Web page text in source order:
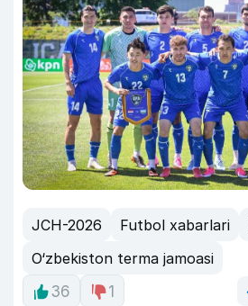
JCH-2026 Futbol xabarlari
O‘zbekiston terma jamoasi
36
1